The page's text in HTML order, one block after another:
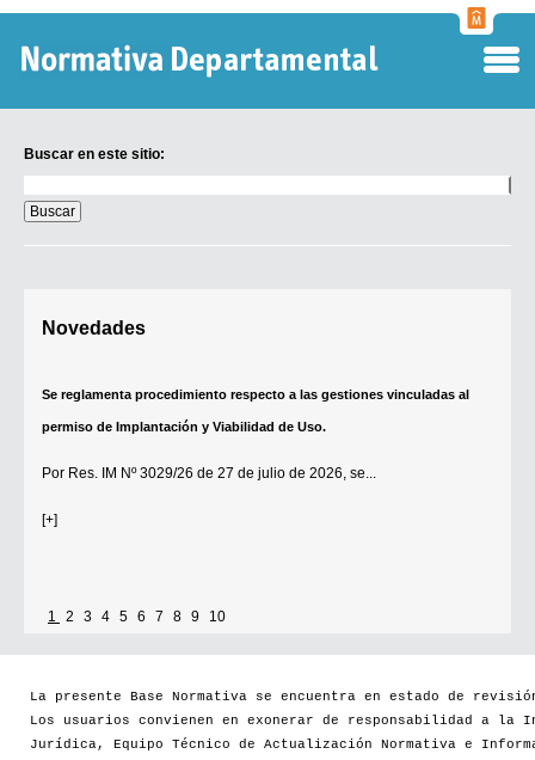
Buscar en este sitio:
en
este
sitio:
Novedades
Se reglamenta procedimiento respecto a las gestiones vinculadas al
permiso de Implantación y Viabilidad de Uso.
Por Res. IM Nº 3029/26 de 27 de julio de 2026, se...
[+]
1 2 3 4 5 6 7 8 9 10
La presente Base Normativa se encuentra en estado de
Los usuarios convienen en exonerar de responsabilidad a la
Jurídica, Equipo Técnico de Actualización Normativa e